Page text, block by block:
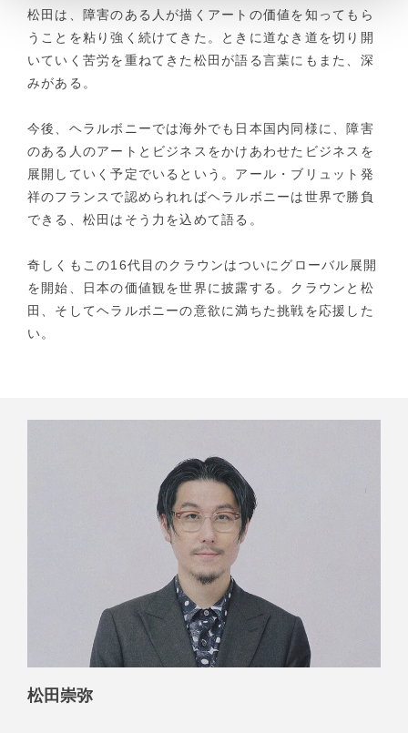
松田は、障害のある人が描くアートの価値を知ってもら
うことを粘り強く続けてきた。ときに道なき道を切り開
いていく苦労を重ねてきた松田が語る言葉にもまた、深
みがある。
今後、ヘラルボニーでは海外でも日本国内同様に、障害
のある人のアートとビジネスをかけあわせたビジネスを
展開していく予定でいるという。アール・ブリュット発
祥のフランスで認められればヘラルボニーは世界で勝負
できる、松田はそう力を込めて語る。
奇しくもこの16代目のクラウンはついにグローバル展開
を開始、日本の価値観を世界に披露する。クラウンと松
田、そしてヘラルボニーの意欲に満ちた挑戦を応援した
い。
松田崇弥